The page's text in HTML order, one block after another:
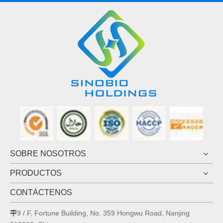
SOBRE NOSOTROS
PRODUCTOS
CONTÁCTENOS
9 / F, Fortune Building, No. 359 Hongwu Road, Nanjing